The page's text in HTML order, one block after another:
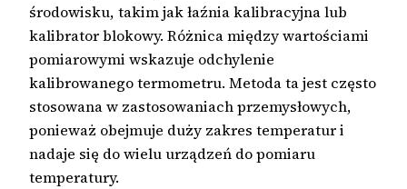
środowisku, takim jak łaźnia kalibracyjna lub
kalibrator blokowy. Różnica między wartościami
pomiarowymi wskazuje odchylenie
kalibrowanego termometru. Metoda ta jest często
stosowana w zastosowaniach przemysłowych,
ponieważ obejmuje duży zakres temperatur i
nadaje się do wielu urządzeń do pomiaru
temperatury.